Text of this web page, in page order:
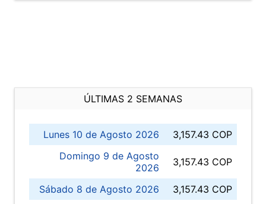
ÚLTIMAS 2 SEMANAS
Lunes 10 de Agosto 2026
3,157.43 COP
Domingo 9 de Agosto
2026
3,157.43 COP
Sábado 8 de Agosto 2026
3,157.43 COP